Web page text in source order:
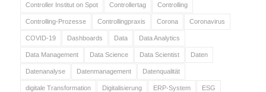
Controller Institut on Spot Controllertag Controlling
Controlling-Prozesse Controllingpraxis Corona Coronavirus
COVID-19 Dashboards Data Data Analytics
Data Management Data Science Data Scientist Daten
Datenanalyse Datenmanagement Datenqualität
digitale Transformation Digitalisierung ERP-System ESG